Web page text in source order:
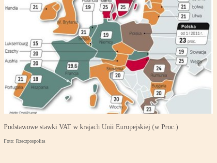
Podstawowe stawki VAT w krajach Unii Europejskiej (w Proc.)
Foto: Rzeczpospolita